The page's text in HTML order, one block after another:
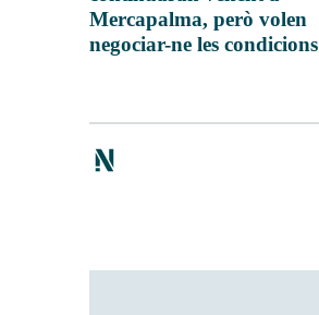
Mercapalma, però volen
negociar-ne les condicions